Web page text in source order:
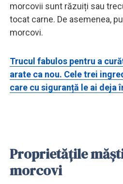
morcovii sunt răzuiți sau
tocat carne. De asemenea,
morcovi.
Trucul fabulos pentru a
arate ca nou. Cele trei
care cu siguranță le ai deja
Proprietățile
morcovi